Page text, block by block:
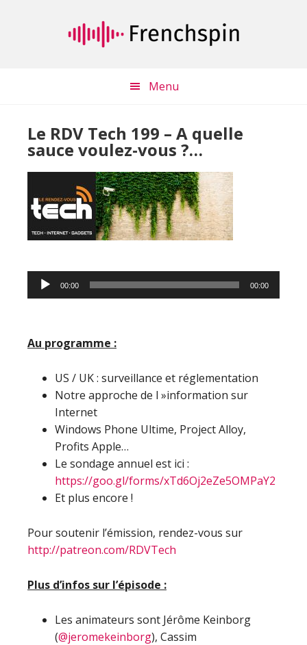
Menu
Le RDV Tech 199 – A quelle
sauce voulez-vous ?…
Lecteur
audio
00:00 00:00
Au programme :
US / UK : surveillance et réglementation
Notre approche de l »information sur
Internet
Windows Phone Ultime, Project Alloy,
Profits Apple…
Le sondage annuel est ici :
https://goo.gl/forms/xTd6Oj2eZe5OMPaY2
Et plus encore !
Pour soutenir l’émission, rendez-vous sur
http://patreon.com/RDVTech
Plus d’infos sur l’épisode :
Les animateurs sont Jérôme Keinborg
(@jeromekeinborg), Cassim